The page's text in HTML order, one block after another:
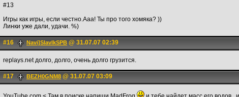
#13
Игры как игры, если честно.Ааа! Ты про того хомяка? ))
Линки уже дали, удачи. %)
#16 Navi]SlavlkSPB @ 31.07.07 02:39
replays.net долго, долго, очень долго грузится.
#17 BEZH0GNM8 @ 31.07.07 03:09